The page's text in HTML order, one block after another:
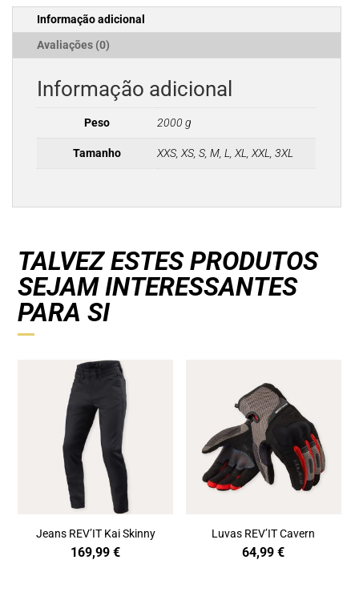
RED.BLUE
Informação adicional
Avaliações (0)
Informação adicional
Peso 2000 g
Tamanho XXS, XS, S, M, L, XL, XXL, 3XL
TALVEZ ESTES PRODUTOS
SEJAM INTERESSANTES
PARA SI
Jeans REV’IT Kai Skinny
169,99€
Luvas REV’IT Cavern
64,99€